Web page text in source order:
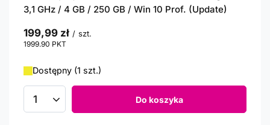
3,1 GHz / 4 GB / 250 GB / Win 10 Prof. (Update)
199,99 zł / szt.
1999.90 PKT
Dostępny (1 szt.)
Ilość produktów Do koszyka